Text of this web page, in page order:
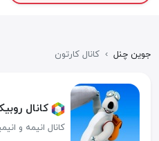
جوین چنل › کانال کارتون
کانال
کانال انیمه و